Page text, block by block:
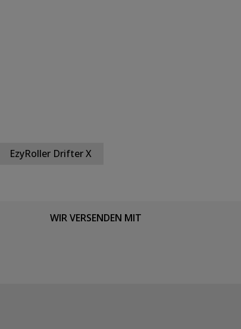
EzyRoller Drifter X
WIR VERSENDEN MIT